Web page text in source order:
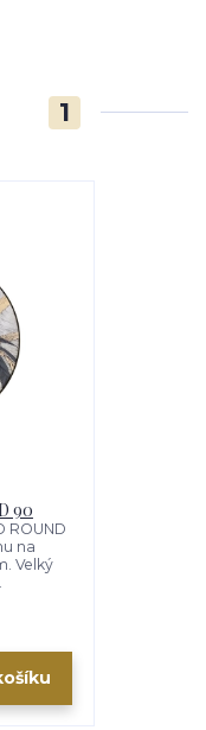
1
90
ROUND
na
Velký